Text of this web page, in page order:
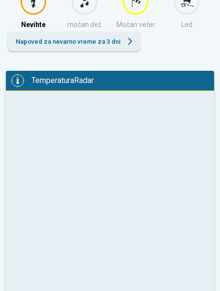
Nevihte močan dež Močan veter Led
Napoved za nevarno vreme za 3 dni
TemperaturaRadar